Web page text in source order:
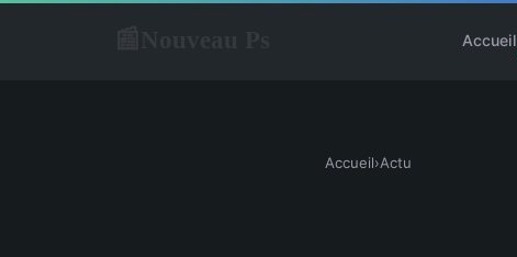
Accueil
Accueil›Actu